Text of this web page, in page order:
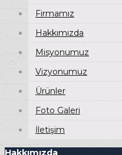
Firmamız
Hakkımızda
Misyonumuz
Vizyonumuz
Ürünler
Foto Galeri
İletişim
Hakkımızda